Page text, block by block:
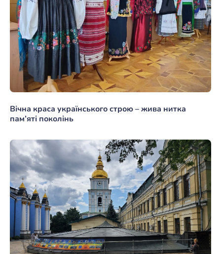
Вічна краса українського строю – жива нитка
пам’яті поколінь